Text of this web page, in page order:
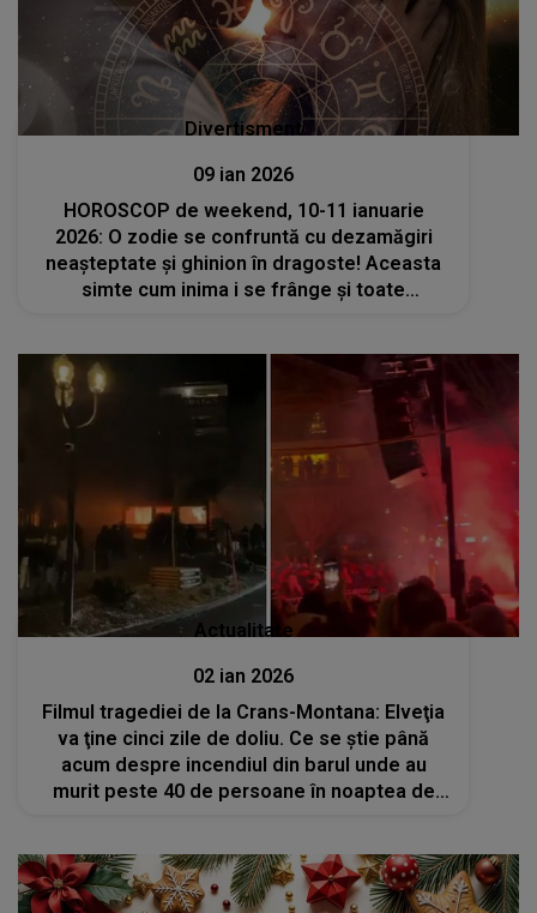
Divertisment
09 ian 2026
HOROSCOP de weekend, 10-11 ianuarie
2026: O zodie se confruntă cu dezamăgiri
neașteptate și ghinion în dragoste! Aceasta
simte cum inima i se frânge și toate
Actualitate
02 ian 2026
Filmul tragediei de la Crans-Montana: Elveţia
va ţine cinci zile de doliu. Ce se ştie până
acum despre incendiul din barul unde au
murit peste 40 de persoane în noaptea de